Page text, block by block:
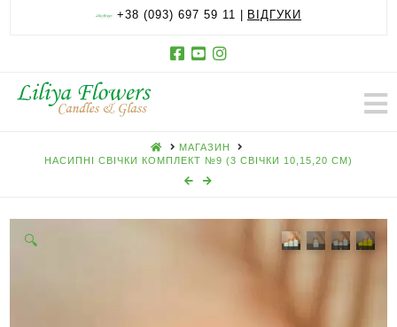
+38 (093) 697 59 11 | ВІДГУКИ
HOMEМАГАЗИН
НАСИПНІ СВІЧКИ КОМПЛЕКТ №9 (3 СВІЧКИ 10,15,20 СМ)
🔍